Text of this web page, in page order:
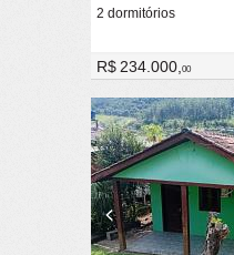
2 dormitórios
R$ 234.000, 00